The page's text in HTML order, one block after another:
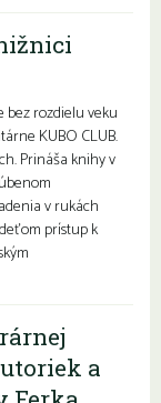
rozdielu veku
KUBO CLUB.
Prináša knihy v
v rukách
prístup k
a